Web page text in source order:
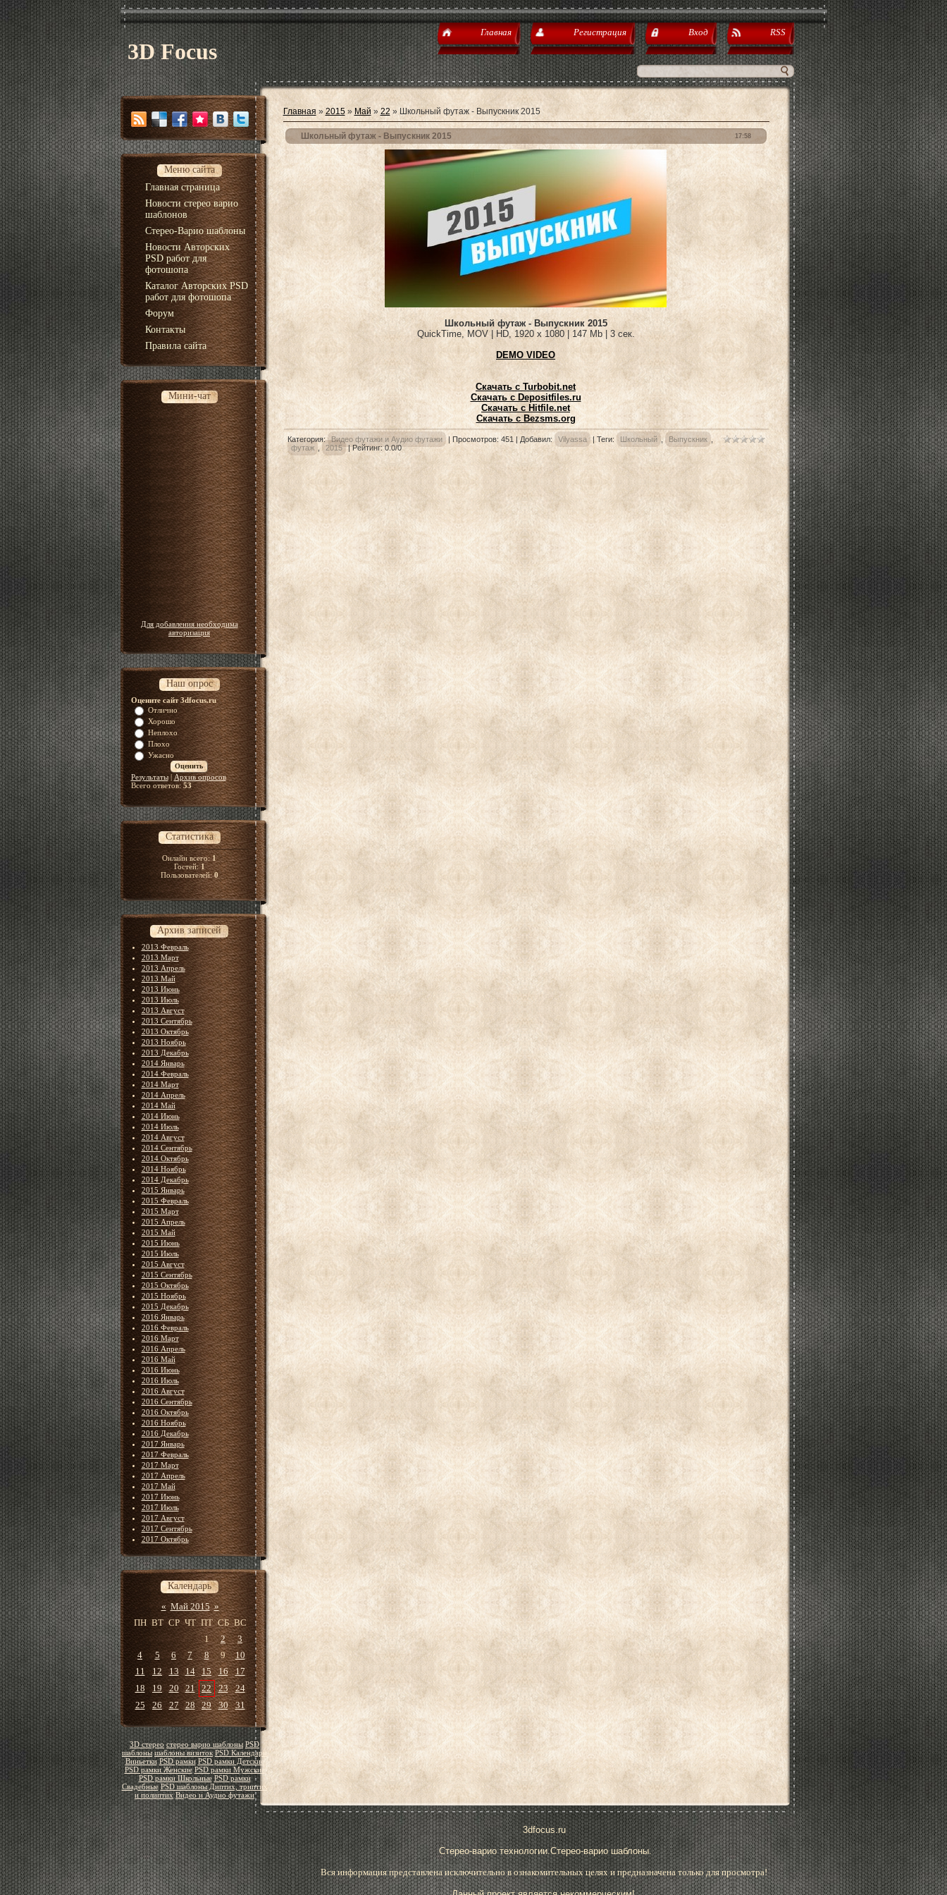
3D Focus
Главная Регистрация Вход RSS
Меню сайта
Главная страница
Новости стерео варио
шаблонов
Стерео-Варио шаблоны
Новости Авторских
PSD работ для
фотошопа
Каталог Авторских PSD
работ для фотошопа
Форум
Контакты
Правила сайта
Мини-чат
Для добавления необходима
авторизация
Наш опрос
Оцените сайт 3dfocus.ru
Отлично
Хорошо
Неплохо
Плохо
Ужасно
Результаты| Архив опросов
Всего ответов:53
Статистика
Онлайн всего:1
Гостей:1
Пользователей:0
Архив записей
2013 Февраль
2013 Март
2013 Апрель
2013 Май
2013 Июнь
2013 Июль
2013 Август
2013 Сентябрь
2013 Октябрь
2013 Ноябрь
2013 Декабрь
2014 Январь
2014 Февраль
2014 Март
2014 Апрель
2014 Май
2014 Июнь
2014 Июль
2014 Август
2014 Сентябрь
2014 Октябрь
2014 Ноябрь
2014 Декабрь
2015 Январь
2015 Февраль
2015 Март
2015 Апрель
2015 Май
2015 Июнь
2015 Июль
2015 Август
2015 Сентябрь
2015 Октябрь
2015 Ноябрь
2015 Декабрь
2016 Январь
2016 Февраль
2016 Март
2016 Апрель
2016 Май
2016 Июнь
2016 Июль
2016 Август
2016 Сентябрь
2016 Октябрь
2016 Ноябрь
2016 Декабрь
2017 Январь
2017 Февраль
2017 Март
2017 Апрель
2017 Май
2017 Июнь
2017 Июль
2017 Август
2017 Сентябрь
2017 Октябрь
Календарь
« Май 2015 »
ПН ВТ СР ЧТ ПТ СБ ВС
1
2
3
4
5 6 7 8 9
10
11
12 13 14 15 16
17
18
19 20 21 22 23
24
25
26 27 28 29 30 31
3D стерео стерео варио шаблоны PSD
шаблоны шаблоны визиток PSD Календари
Виньетки PSD рамки PSD рамки Детские
PSD рамки Женские PSD рамки Мужские
PSD рамки Школьные PSD рамки
Свадебные PSD шаблоны Диптих, триптих
и полиптих Видео и Аудио футажи
Главная » 2015 » Май » 22 » Школьный футаж - Выпускник 2015
17:58
Школьный футаж - Выпускник 2015
Школьный футаж - Выпускник 2015
QuickTime, MOV | HD, 1920 x 1080 | 147 Mb | 3 сек.
DEMO VIDEO
Скачать с Turbobit.net
Скачать с Depositfiles.ru
Скачать с Hitfile.net
Скачать с Bezsms.org
Категория: Видео футажи и Аудио футажи | Просмотров: 451 | Добавил: Vilyassa | Теги: Школьный , Выпускник
,
футаж , 2015 |Рейтинг:0.0/0
3dfocus.ru
Стерео-варио технологии.Стерео-варио шаблоны.
Вся информация представлена исключительно в ознакомительных целях и предназначена только для просмотра!